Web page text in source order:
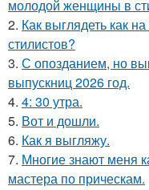
молодой женщины в
2. Как выглядеть как
стилистов?
3. С опозданием, но
выпускниц 2026 год.
4. 4: 30 утра.
5. Вот и дошли.
6. Как я выгляжу.
7. Многие знают меня
мастера по прическам.